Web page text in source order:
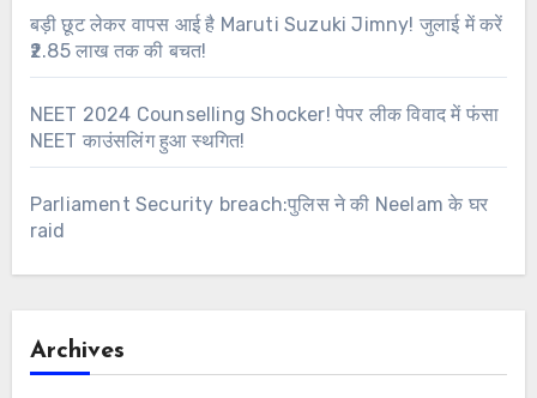
बड़ी छूट लेकर वापस आई है Maruti Suzuki Jimny! जुलाई में करें
₹2.85 लाख तक की बचत!
NEET 2024 Counselling Shocker! पेपर लीक विवाद में फंसा
NEET काउंसलिंग हुआ स्थगित!
Parliament Security breach:पुलिस ने की Neelam के घर
raid
Archives